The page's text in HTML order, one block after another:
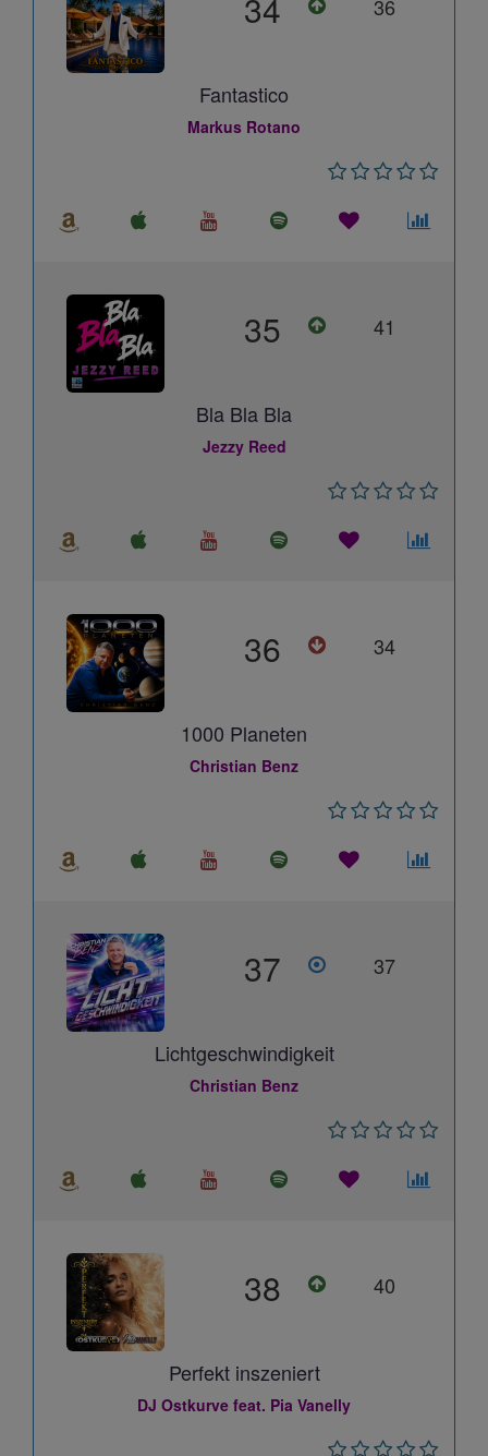
36
Fantastico
Markus Rotano
35 41
Bla Bla Bla
Jezzy Reed
36 34
1000 Planeten
Christian Benz
37 37
Lichtgeschwindigkeit
Christian Benz
38 40
Perfekt inszeniert
DJ Ostkurve feat. Pia Vanelly